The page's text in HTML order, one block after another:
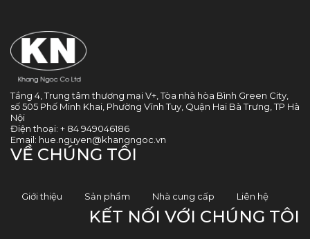
Tầng 4, Trung tâm thương mại V+, Tòa nhà hòa Bình Green City,
số 505 Phố Minh Khai, Phường Vĩnh Tuy, Quận Hai Bà Trưng, TP Hà
Nội
Điện thoại: + 84 949046186
Email: hue.nguyen@khangngoc.vn
VỀ CHÚNG TÔI
Giới thiệu Sản phẩm Nhà cung cấp Liên hệ
KẾT NỐI VỚI CHÚNG TÔI